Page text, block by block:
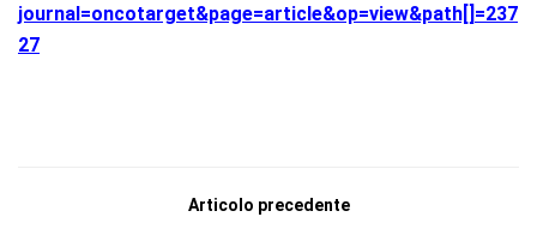
journal=oncotarget&page=article&op=view&path[]=237
27
Articolo precedente